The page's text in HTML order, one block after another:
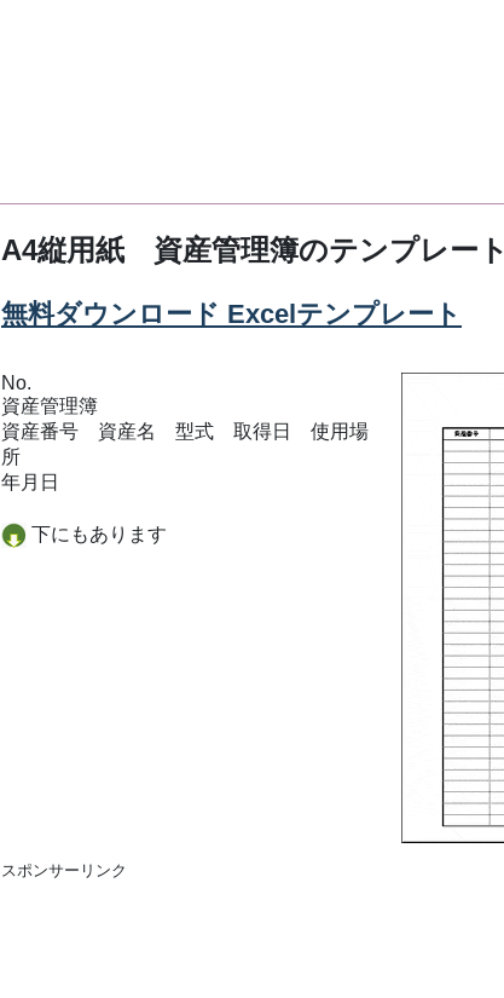
A4縦用紙 資産管理簿のテンプレート
無料ダウンロード Excelテンプレート
No.
資産管理簿
資産番号 資産名 型式 取得日 使用場
所
年月日
下にもあります
スポンサーリンク